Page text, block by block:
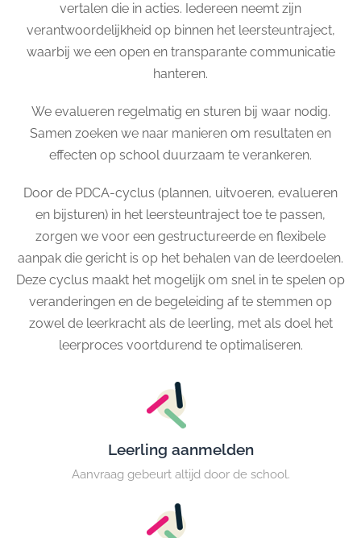
vertalen die in acties. Iedereen neemt zijn
verantwoordelijkheid op binnen het leersteuntraject,
waarbij we een open en transparante communicatie
hanteren.
We evalueren regelmatig en sturen bij waar nodig.
Samen zoeken we naar manieren om resultaten en
effecten op school duurzaam te verankeren.
Door de PDCA-cyclus (plannen, uitvoeren, evalueren
en bijsturen) in het leersteuntraject toe te passen,
zorgen we voor een gestructureerde en flexibele
aanpak die gericht is op het behalen van de leerdoelen.
Deze cyclus maakt het mogelijk om snel in te spelen op
veranderingen en de begeleiding af te stemmen op
zowel de leerkracht als de leerling, met als doel het
leerproces voortdurend te optimaliseren.
Leerling aanmelden
Aanvraag gebeurt altijd door de school.